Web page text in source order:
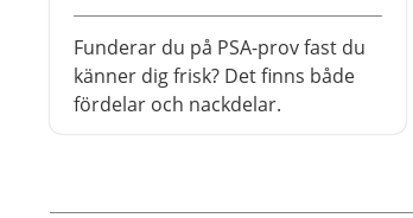
Funderar du på PSA-prov fast du
känner dig frisk? Det finns både
fördelar och nackdelar.